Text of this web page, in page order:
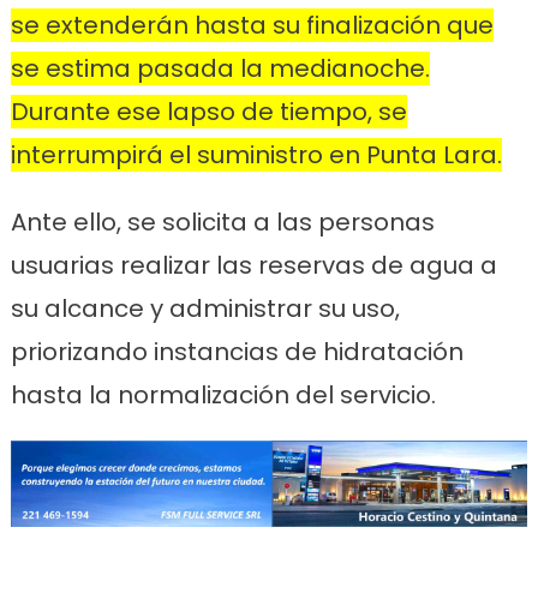
se extenderán hasta su finalización que
se estima pasada la medianoche.
Durante ese lapso de tiempo, se
interrumpirá el suministro en Punta Lara.
Ante ello, se solicita a las personas
usuarias realizar las reservas de agua a
su alcance y administrar su uso,
priorizando instancias de hidratación
hasta la normalización del servicio.